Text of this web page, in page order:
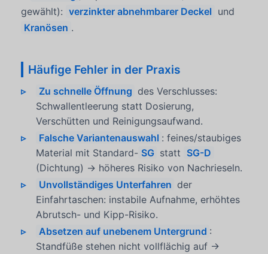
gewählt): verzinkter abnehmbarer Deckel und
Kranösen .
Häufige Fehler in der Praxis
Zu schnelle Öffnung des Verschlusses:
Schwallentleerung statt Dosierung,
Verschütten und Reinigungsaufwand.
Falsche Variantenauswahl : feines/staubiges
Material mit Standard- SG statt SG-D
(Dichtung) → höheres Risiko von Nachrieseln.
Unvollständiges Unterfahren der
Einfahrtaschen: instabile Aufnahme, erhöhtes
Abrutsch- und Kipp-Risiko.
Absetzen auf unebenem Untergrund :
Standfüße stehen nicht vollflächig auf →